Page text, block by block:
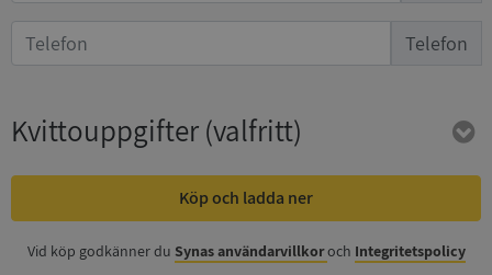
Telefon
Kvittouppgifter(valfritt)
Köp och ladda ner
Vid köp godkänner du Synas användarvillkoroch Integritetspolicy